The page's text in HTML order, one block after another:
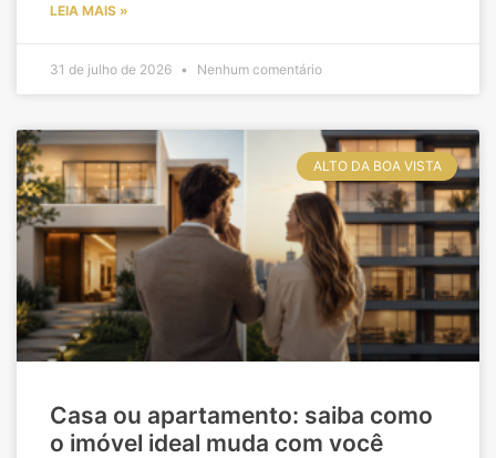
LEIA MAIS »
31 de julho de 2026 Nenhum comentário
ALTO DA BOA VISTA
Casa ou apartamento: saiba como
o imóvel ideal muda com você